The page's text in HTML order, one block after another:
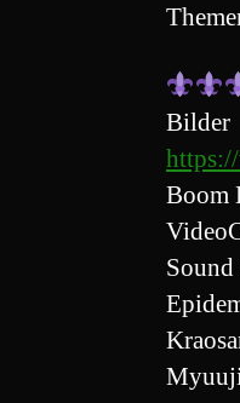
Bilder
Boom
Sound